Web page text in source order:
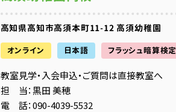
高知県高知市高須本町11-12 高須幼稚園
オンライン 日本語 フラッシュ暗算検定
教室見学・入会申込・ご質問は直接教室へ
担 当：黒田 美穂
電 話：090-4039-5532